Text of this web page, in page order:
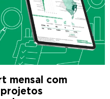
mensal com